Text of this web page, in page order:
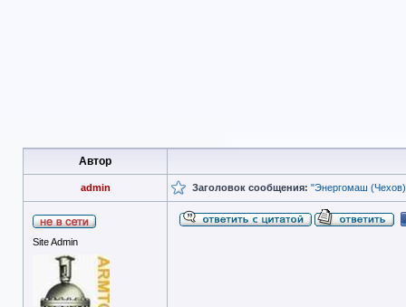
Автор
admin Заголовок сообщения: "Энергомаш
Site Admin